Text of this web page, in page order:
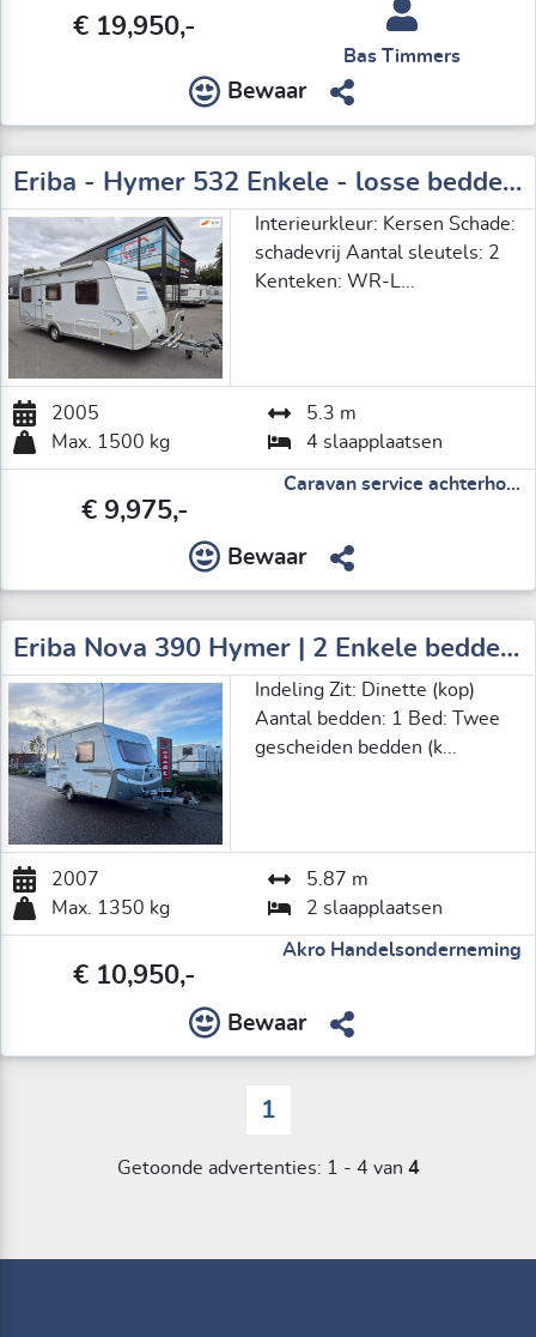
€ 19,950,-
Bas Timmers
Bewaar
Eriba - Hymer 532 Enkele - losse bedden of XXL bed & luifel
Interieurkleur: Kersen Schade:
schadevrij Aantal sleutels: 2
Kenteken: WR-L...
2005
5.3 m
Max. 1500 kg
4 slaapplaatsen
€ 9,975,-
Caravan service achterho...
Bewaar
Eriba Nova 390 Hymer | 2 Enkele bedden | Mover | Fietsenrek | Ultraheat verwarming | Alko ATC | Lattenbodem
Indeling Zit: Dinette (kop)
Aantal bedden: 1 Bed: Twee
gescheiden bedden (k...
2007
5.87 m
Max. 1350 kg
2 slaapplaatsen
€ 10,950,-
Akro Handelsonderneming
Bewaar
1
Getoonde advertenties: 1 - 4 van 4